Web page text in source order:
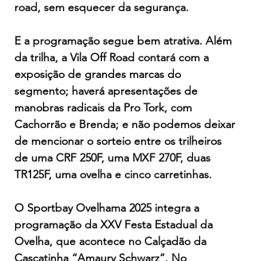
road, sem esquecer da segurança.
E a programação segue bem atrativa. Além
da trilha, a Vila Off Road contará com a
exposição de grandes marcas do
segmento; haverá apresentações de
manobras radicais da Pro Tork, com
Cachorrão e Brenda; e não podemos deixar
de mencionar o sorteio entre os trilheiros
de uma CRF 250F, uma MXF 270F, duas
TR125F, uma ovelha e cinco carretinhas.
O Sportbay Ovelhama 2025 integra a
programação da XXV Festa Estadual da
Ovelha, que acontece no Calçadão da
Cascatinha “Amaury Schwarz”. No